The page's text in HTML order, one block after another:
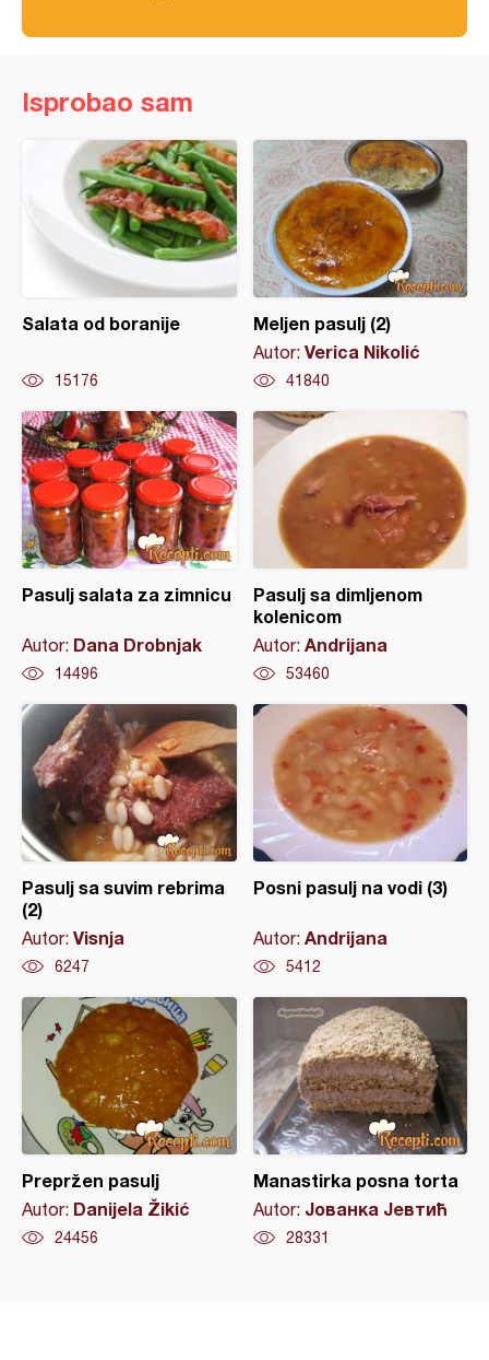
Isprobao sam
Salata od boranije
15176
Meljen pasulj (2)
Autor: Verica Nikolić
41840
Pasulj salata za zimnicu
Autor: Dana Drobnjak
14496
Pasulj sa dimljenom
kolenicom
Autor: Andrijana
53460
Pasulj sa suvim rebrima
(2)
Autor: Visnja
6247
Posni pasulj na vodi (3)
Autor: Andrijana
5412
Prepržen pasulj
Autor: Danijela Žikić
24456
Manastirka posna torta
Autor: Јованка Јевтић
28331